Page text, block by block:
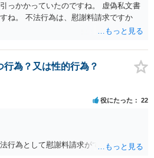
を変えて「緊急手術をおすすめします
なので大部屋を希望される場合は本日
。１日当たり１万８７００円の個室で
の説明としては十分だと思いますし、
と思います。それに加えて、そもそも
はないこと(下級行政機関に対する拘束
一応の説明を受けて同意した以上、病
り」という記載が抜けていることを奇
ると見られて、今後あなたやあなたの
ざるを得なくなった場合に事実上の不
っかかっていたのですね。 虚偽私文書
ね。 不法行為は、慰謝料請求ですか
為？又は性的行為？
役にたった 22
行為として慰謝料請求ができます。